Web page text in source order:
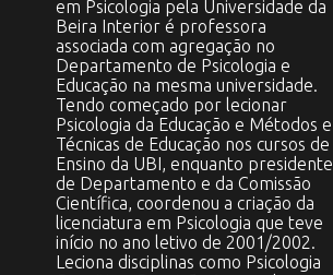
em Psicologia pela Universidade da
Beira Interior é professora
associada com agregação no
Departamento de Psicologia e
Educação na mesma universidade.
Tendo começado por lecionar
Psicologia da Educação e Métodos e
Técnicas de Educação nos cursos de
Ensino da UBI, enquanto presidente
de Departamento e da Comissão
Científica, coordenou a criação da
licenciatura em Psicologia que teve
início no ano letivo de 2001/2002.
Leciona disciplinas como Psicologia